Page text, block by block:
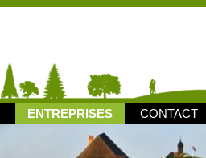
ENTREPRISES CONTACT